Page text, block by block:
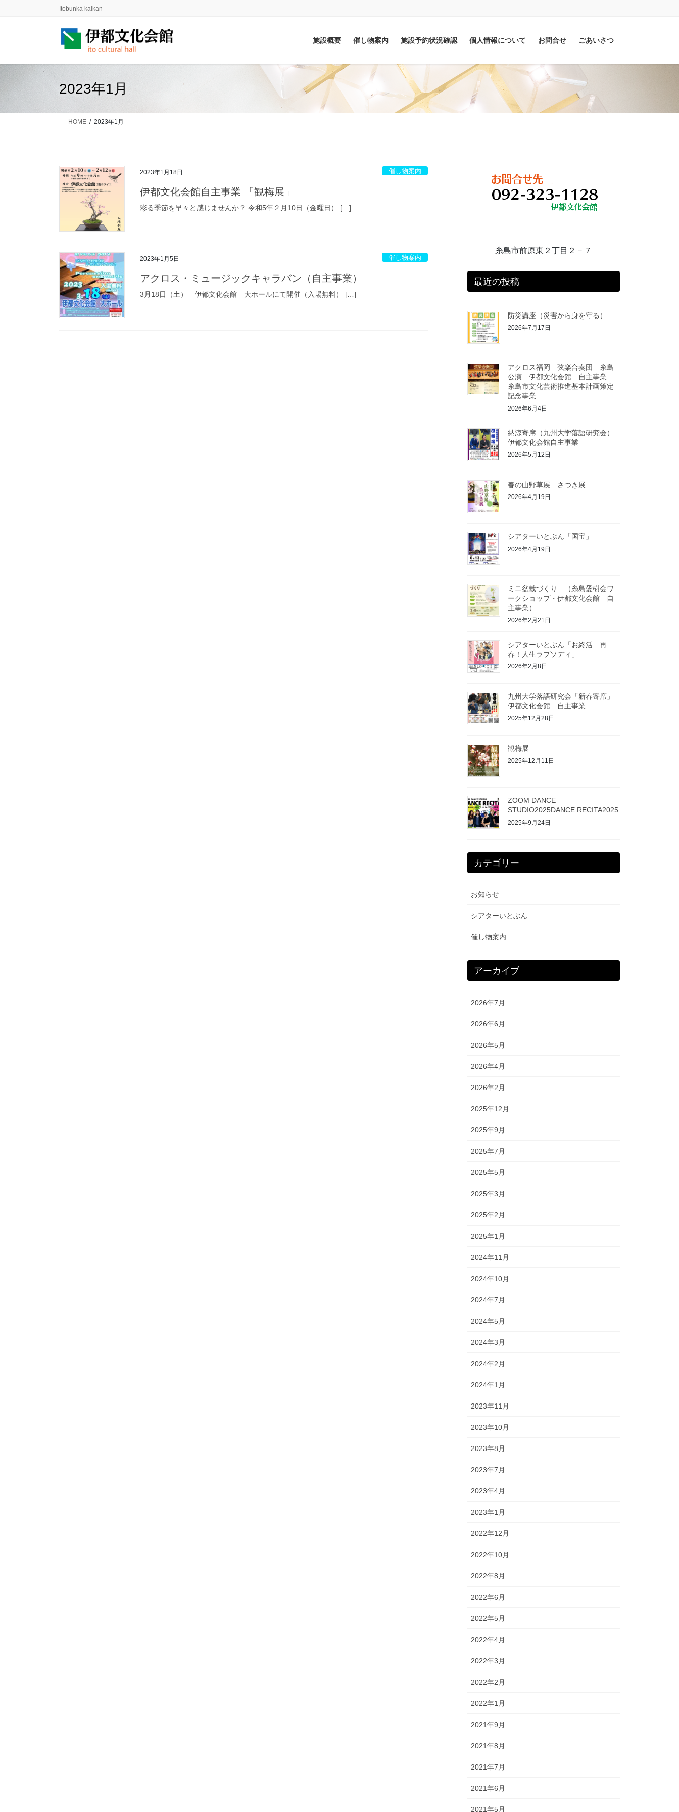
に
ョ
動
Itobunka kaikan
施設概要 催し物案内 施設予約状況確認 個人情報について お問合せ ごあいさつ
2023年1月
HOME 2023年1月
2023年1月18日 催し物案内
伊都文化会館自主事業 「観梅展」
彩る季節を早々と感じませんか？ 令和5年２月10日（金曜日） […]
2023年1月5日 催し物案内
アクロス・ミュージックキャラバン（自主事業）
3月18日（土） 伊都文化会館 大ホールにて開催（入場無料） […]
糸島市前原東２丁目２－７
最近の投稿
防災講座（災害から身を守る）
2026年7月17日
アクロス福岡 弦楽合奏団 糸島
公演 伊都文化会館 自主事業
糸島市文化芸術推進基本計画策定
記念事業
2026年6月4日
納涼寄席（九州大学落語研究会）
伊都文化会館自主事業
2026年5月12日
春の山野草展 さつき展
2026年4月19日
シアターいとぶん「国宝」
2026年4月19日
ミニ盆栽づくり （糸島愛樹会ワ
ークショップ・伊都文化会館 自
主事業）
2026年2月21日
シアターいとぶん「お終活 再
春！人生ラプソディ」
2026年2月8日
九州大学落語研究会「新春寄席」
伊都文化会館 自主事業
2025年12月28日
観梅展
2025年12月11日
ZOOM DANCE
STUDIO2025DANCE RECITA2025
2025年9月24日
カテゴリー
お知らせ
シアターいとぶん
催し物案内
アーカイブ
2026年7月
2026年6月
2026年5月
2026年4月
2026年2月
2025年12月
2025年9月
2025年7月
2025年5月
2025年3月
2025年2月
2025年1月
2024年11月
2024年10月
2024年7月
2024年5月
2024年3月
2024年2月
2024年1月
2023年11月
2023年10月
2023年8月
2023年7月
2023年4月
2023年1月
2022年12月
2022年10月
2022年8月
2022年6月
2022年5月
2022年4月
2022年3月
2022年2月
2022年1月
2021年9月
2021年8月
2021年7月
2021年6月
2021年5月